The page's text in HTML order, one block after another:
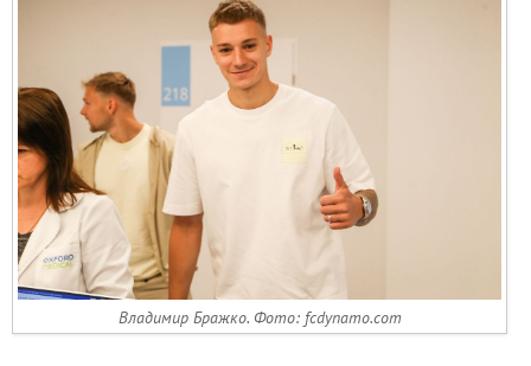
Владимир Бражко. Фото: fcdynamo.com